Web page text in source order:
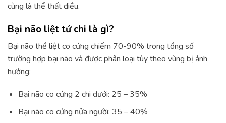
cùng là thể thất điều.
Bại não liệt tứ chi là gì?
Bại não thể liệt co cứng chiếm 70-90% trong tổng số
trường hợp bại não và được phân loại tùy theo vùng bị ảnh
hưởng:
Bại não co cứng 2 chi dưới: 25 – 35%
Bại não co cứng nửa người: 35 – 40%